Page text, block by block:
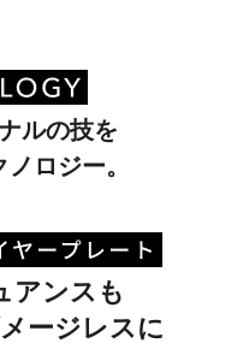
ルの技を
ロジー。
アンスも
ージレスに